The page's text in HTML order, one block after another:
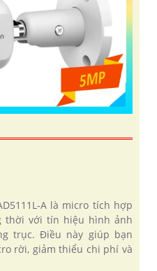
là micro tích hợp
thời với tín hiệu hình ảnh
trục. Điều này giúp bạn
rời, giảm thiểu chi phí và